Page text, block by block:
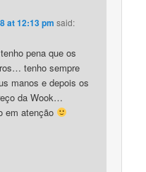
at 12:13 pm said:
pena que os
tenho sempre
manos e depois os
da Wook…
em atenção